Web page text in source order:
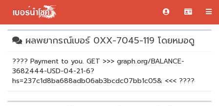
ผลพยากรณ์เบอร์ 0XX-7045-119 โดยหมอดู
???? Payment to you. GET >>> graph.org/BALANCE-
3682444-USD-04-21-6?
hs=237c1d8ba688adb06ab3bcdc07bb1c05& <<< ????